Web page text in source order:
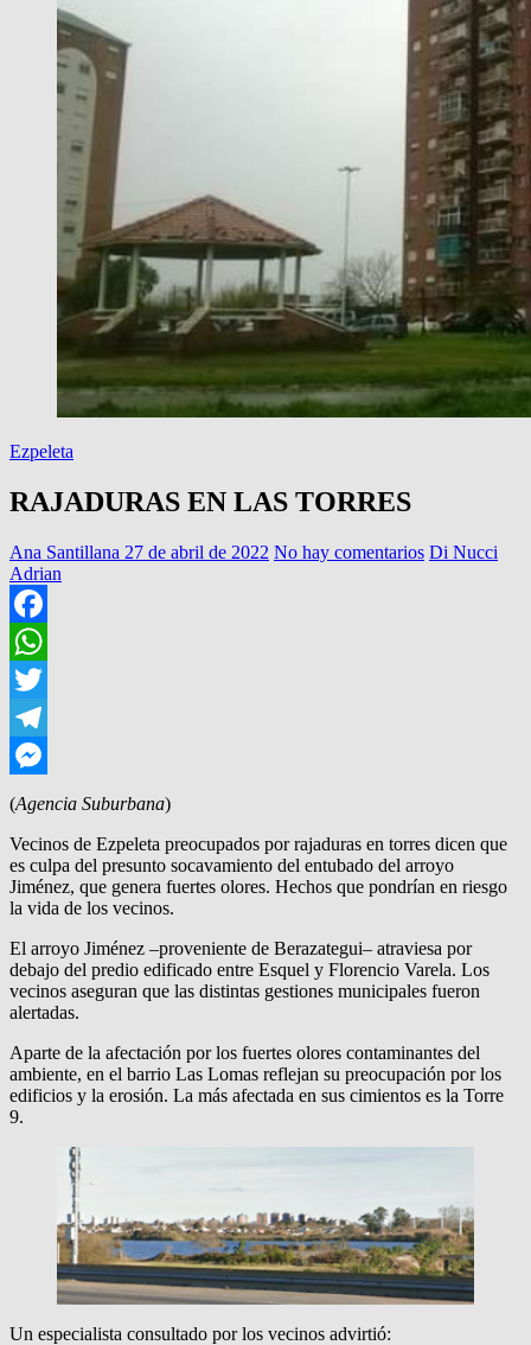
Ezpeleta
RAJADURAS EN LAS TORRES
Ana Santillana 27 de abril de 2022 No hay comentarios Di Nucci
Adrian
Facebook
WhatsApp
Twitter
Telegram
Messenger
(Agencia Suburbana)
Vecinos de Ezpeleta preocupados por rajaduras en torres dicen que
es culpa del presunto socavamiento del entubado del arroyo
Jiménez, que genera fuertes olores. Hechos que pondrían en riesgo
la vida de los vecinos.
El arroyo Jiménez –proveniente de Berazategui– atraviesa por
debajo del predio edificado entre Esquel y Florencio Varela. Los
vecinos aseguran que las distintas gestiones municipales fueron
alertadas.
Aparte de la afectación por los fuertes olores contaminantes del
ambiente, en el barrio Las Lomas reflejan su preocupación por los
edificios y la erosión. La más afectada en sus cimientos es la Torre
9.
Un especialista consultado por los vecinos advirtió: